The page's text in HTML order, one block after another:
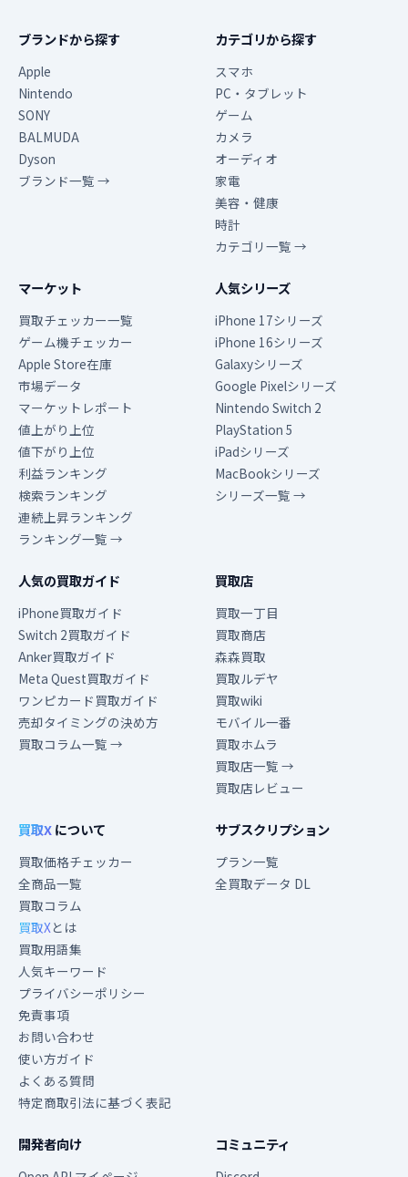
ブランドから探す
Apple
Nintendo
SONY
BALMUDA
Dyson
ブランド一覧 →
カテゴリから探す
スマホ
PC・タブレット
ゲーム
カメラ
オーディオ
家電
美容・健康
時計
カテゴリ一覧 →
マーケット
買取チェッカー一覧
ゲーム機チェッカー
Apple Store在庫
市場データ
マーケットレポート
値上がり上位
値下がり上位
利益ランキング
検索ランキング
連続上昇ランキング
ランキング一覧 →
人気シリーズ
iPhone 17シリーズ
iPhone 16シリーズ
Galaxyシリーズ
Google Pixelシリーズ
Nintendo Switch 2
PlayStation 5
iPadシリーズ
MacBookシリーズ
シリーズ一覧 →
人気の買取ガイド
iPhone買取ガイド
Switch 2買取ガイド
Anker買取ガイド
Meta Quest買取ガイド
ワンピカード買取ガイド
売却タイミングの決め方
買取コラム一覧 →
買取店
買取一丁目
買取商店
森森買取
買取ルデヤ
買取wiki
モバイル一番
買取ホムラ
買取店一覧 →
買取店レビュー
買取Xについて
買取価格チェッカー
全商品一覧
買取コラム
買取Xとは
買取用語集
人気キーワード
プライバシーポリシー
免責事項
お問い合わせ
使い方ガイド
よくある質問
特定商取引法に基づく表記
サブスクリプション
プラン一覧
全買取データ DL
開発者向け コミュニティ